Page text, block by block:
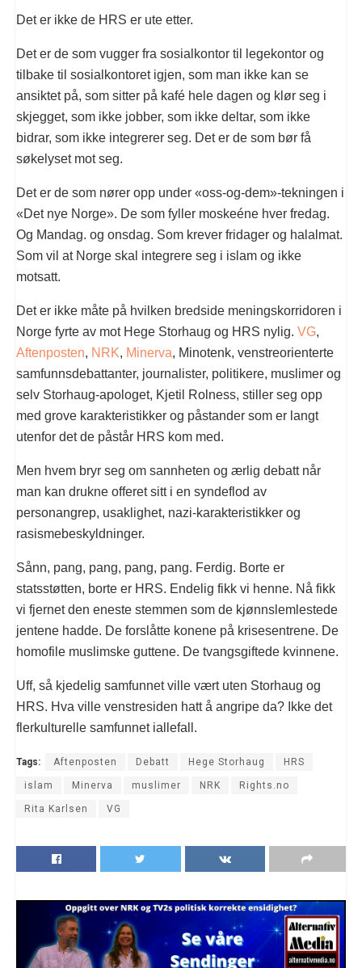
Det er ikke de HRS er ute etter.
Det er de som vugger fra sosialkontor til legekontor og
tilbake til sosialkontoret igjen, som man ikke kan se
ansiktet på, som sitter på kafé hele dagen og klør seg i
skjegget, som ikke jobber, som ikke deltar, som ikke
bidrar, som ikke integrerer seg. Det er de som bør få
søkelyset mot seg.
Det er de som nører opp under «oss-og-dem»-tekningen i
«Det nye Norge». De som fyller moskeéne hver fredag.
Og Mandag. og onsdag. Som krever fridager og halalmat.
Som vil at Norge skal integrere seg i islam og ikke
motsatt.
Det er ikke måte på hvilken bredside meningskorridoren i
Norge fyrte av mot Hege Storhaug og HRS nylig. VG,
Aftenposten, NRK, Minerva, Minotenk, venstreorienterte
samfunnsdebattanter, journalister, politikere, muslimer og
selv Storhaug-apologet, Kjetil Rolness, stiller seg opp
med grove karakteristikker og påstander som er langt
utenfor det de påstår HRS kom med.
Men hvem bryr seg om sannheten og ærlig debatt når
man kan drukne offeret sitt i en syndeflod av
personangrep, usaklighet, nazi-karakteristikker og
rasismebeskyldninger.
Sånn, pang, pang, pang, pang. Ferdig. Borte er
statsstøtten, borte er HRS. Endelig fikk vi henne. Nå fikk
vi fjernet den eneste stemmen som de kjønnslemlestede
jentene hadde. De forslåtte konene på krisesentrene. De
homofile muslimske guttene. De tvangsgiftede kvinnene.
Uff, så kjedelig samfunnet ville vært uten Storhaug og
HRS. Hva ville venstresiden hatt å angripe da? Ikke det
flerkulturelle samfunnet iallefall.
Tags: Aftenposten Debatt Hege Storhaug HRS
islam Minerva muslimer NRK Rights.no
Rita Karlsen VG